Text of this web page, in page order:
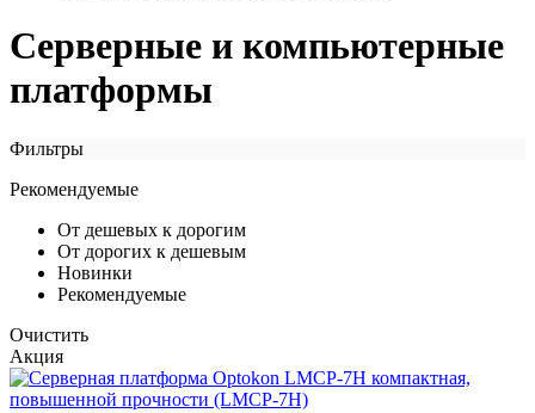
Серверные и компьютерные
платформы
Фильтры
Рекомендуемые
От дешевых к дорогим
От дорогих к дешевым
Новинки
Рекомендуемые
Очистить
Акция